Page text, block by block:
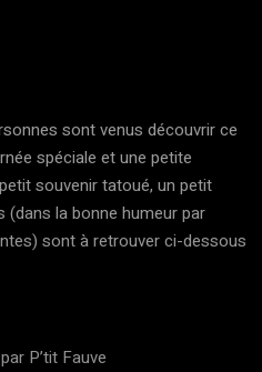
sont venus découvrir ce
spéciale et une petite
souvenir tatoué, un petit
la bonne humeur par
sont à retrouver ci-dessous
P’tit Fauve